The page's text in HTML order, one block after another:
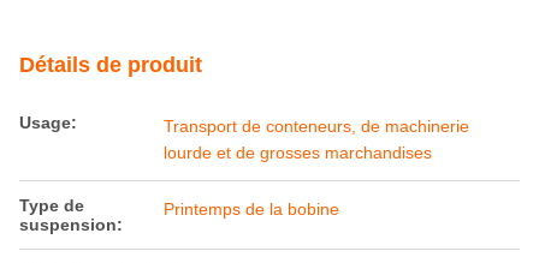
Détails de produit
Usage:
Transport de conteneurs, de machinerie
lourde et de grosses marchandises
Type de
suspension:
Printemps de la bobine